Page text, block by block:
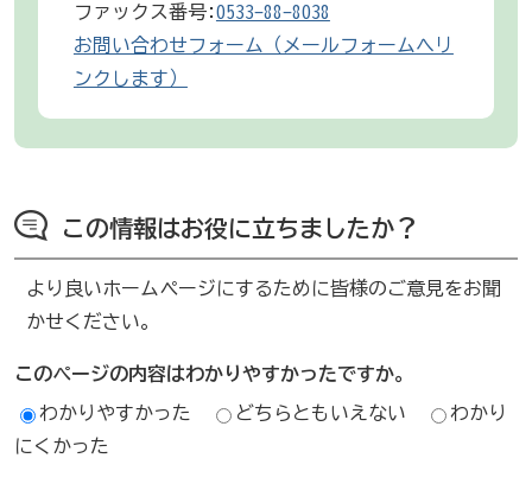
ファックス番号:0533-88-8038
お問い合わせフォーム（メールフォームへリ
ンクします）
この情報はお役に立ちましたか？
より良いホームページにするために皆様のご意見をお聞
かせください。
このページの内容はわかりやすかったですか。
わかりやすかった どちらともいえない
わかり
にくかった